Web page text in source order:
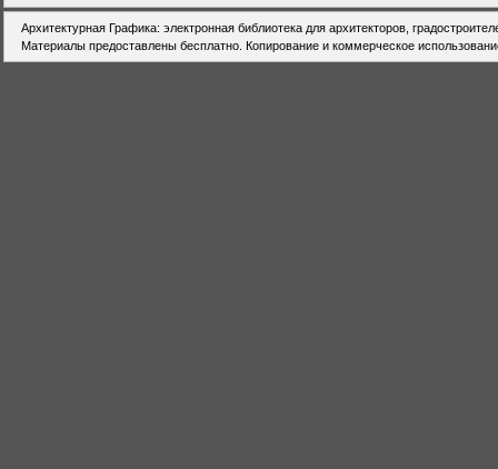
Архитектурная Графика: электронная библиотека для архитекторов,
Материалы предоставлены бесплатно. Копирование и коммерческое